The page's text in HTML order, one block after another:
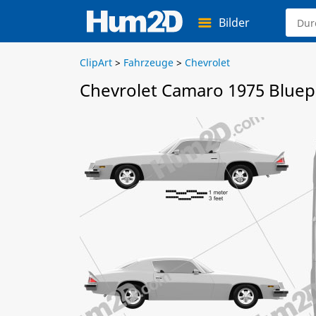
Bilder
ClipArt > Fahrzeuge > Chevrolet
Chevrolet Camaro 1975